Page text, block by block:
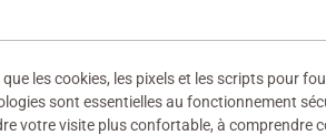
les cookies, les pixels et les scripts pour
sont essentielles au fonctionnement
votre visite plus confortable, à comprendre